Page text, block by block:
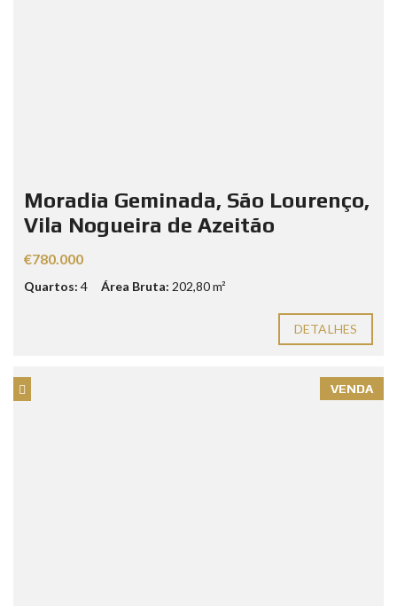
Moradia Geminada, São Lourenço,
Vila Nogueira de Azeitão
€780.000
Quartos: 4 Área Bruta: 202,80 m²
DETALHES
VENDA